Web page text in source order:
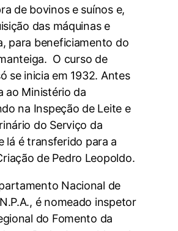
de bovinos e suínos e,
das máquinas e
para beneficiamento do
O curso de
se inicia em 1932. Antes
ao Ministério da
na Inspeção de Leite e
do Serviço da
lá é transferido para a
de Pedro Leopoldo.
Nacional de
é nomeado inspetor
do Fomento da